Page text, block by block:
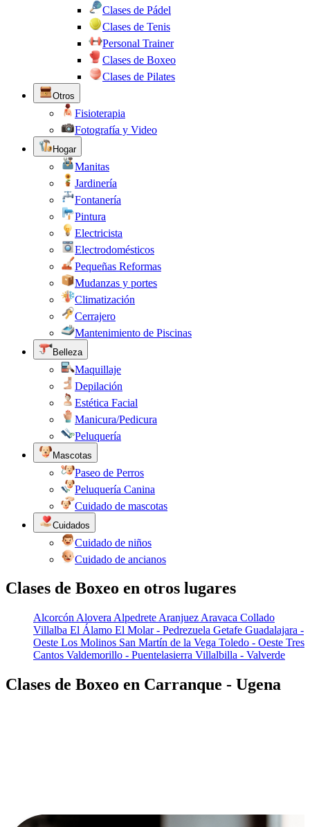
Clases de Pádel
Clases de Tenis
Personal Trainer
Clases de Boxeo
Clases de Pilates
Otros
Fisioterapia
Fotografía y Video
Hogar
Manitas
Jardinería
Fontanería
Pintura
Electricista
Electrodomésticos
Pequeñas Reformas
Mudanzas y portes
Climatización
Cerrajero
Mantenimiento de Piscinas
Belleza
Maquillaje
Depilación
Estética Facial
Manicura/Pedicura
Peluquería
Mascotas
Paseo de Perros
Peluquería Canina
Cuidado de mascotas
Cuidados
Cuidado de niños
Cuidado de ancianos
Clases de Boxeo en otros lugares
Alcorcón Alovera Alpedrete Aranjuez Aravaca Collado
Villalba El Álamo El Molar - Pedrezuela Getafe Guadalajara -
Oeste Los Molinos San Martín de la Vega Toledo - Oeste Tres
Cantos Valdemorillo - Puentelasierra Villalbilla - Valverde
Clases de Boxeo en Carranque - Ugena